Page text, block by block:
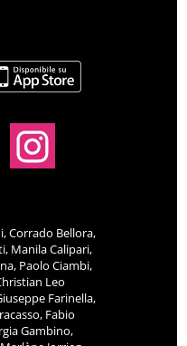
Corrado Bellora,
Manila Calipari,
Paolo Ciambi,
Leo
Farinella,
Fabio
Gambino,